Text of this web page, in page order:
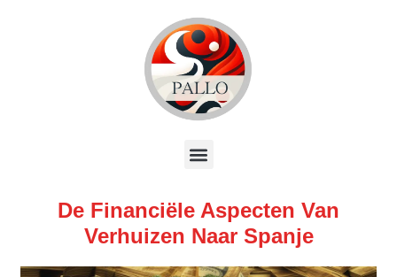
De Financiële Aspecten Van
Verhuizen Naar Spanje